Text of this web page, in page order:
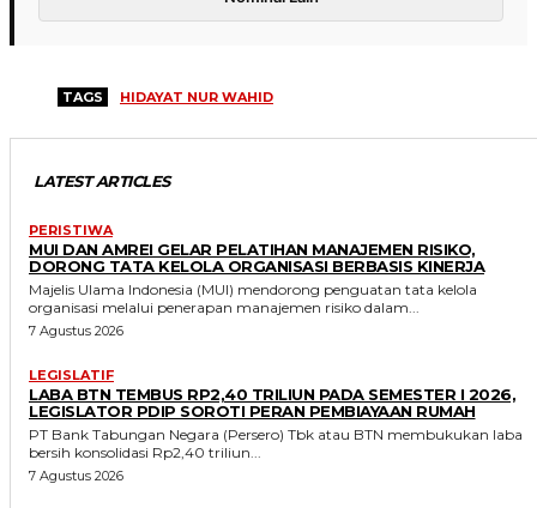
TAGS HIDAYAT NUR WAHID
LATEST ARTICLES
PERISTIWA
MUI DAN AMREI GELAR PELATIHAN MANAJEMEN RISIKO,
DORONG TATA KELOLA ORGANISASI BERBASIS KINERJA
Majelis Ulama Indonesia (MUI) mendorong penguatan tata kelola
organisasi melalui penerapan manajemen risiko dalam...
7 Agustus 2026
LEGISLATIF
LABA BTN TEMBUS RP2,40 TRILIUN PADA SEMESTER I 2026,
LEGISLATOR PDIP SOROTI PERAN PEMBIAYAAN RUMAH
PT Bank Tabungan Negara (Persero) Tbk atau BTN membukukan laba
bersih konsolidasi Rp2,40 triliun...
7 Agustus 2026